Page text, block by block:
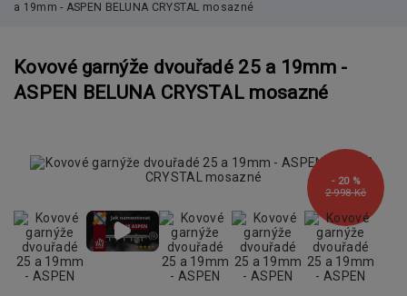
a 19mm - ASPEN BELUNA CRYSTAL mosazné
Kovové garnýže dvouřadé 25 a 19mm -
ASPEN BELUNA CRYSTAL mosazné
2 998 Kč
- 20 %